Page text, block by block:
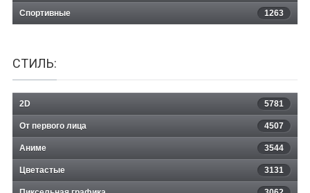
Спортивные 1263
СТИЛЬ:
2D 5781
От первого лица 4507
Аниме 3544
Цветастые 3131